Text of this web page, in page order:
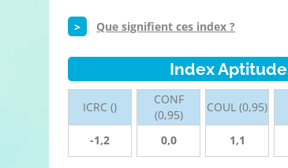
> Que signifient ces index ?
Index
ICRC ()
-1,2
CONF
(0,95)
0,0
COUL (0,95)
1,1